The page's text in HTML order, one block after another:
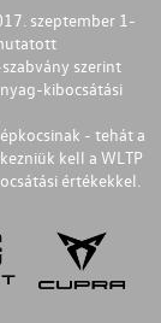
szeptember 1-
szerint
kibocsátási
- tehát a
kell a WLTP
értékekkel.